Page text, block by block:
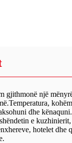
gjithmonë një
dhe
e
hotelet